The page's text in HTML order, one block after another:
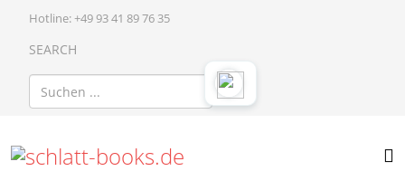
Hotline: +49 93 41 89 76 35
SEARCH